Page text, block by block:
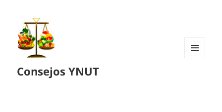
Consejos YNUT